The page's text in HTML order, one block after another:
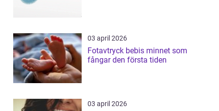
03 april 2026
Fotavtryck bebis minnet som
fångar den första tiden
03 april 2026